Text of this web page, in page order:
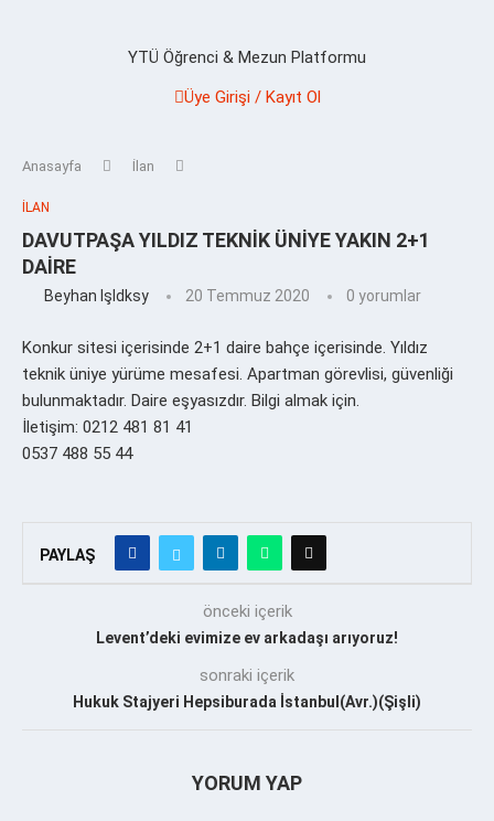
YTÜ Öğrenci & Mezun Platformu
Üye Girişi / Kayıt Ol
Anasayfa İlan
İLAN
DAVUTPAŞA YILDIZ TEKNİK ÜNİYE YAKIN 2+1
DAİRE
Beyhan Işldksy 20 Temmuz 2020 0 yorumlar
Konkur sitesi içerisinde 2+1 daire bahçe içerisinde. Yıldız
teknik üniye yürüme mesafesi. Apartman görevlisi, güvenliği
bulunmaktadır. Daire eşyasızdır. Bilgi almak için.
İletişim: 0212 481 81 41
0537 488 55 44
PAYLAŞ
önceki içerik
Levent’deki evimize ev arkadaşı arıyoruz!
sonraki içerik
Hukuk Stajyeri Hepsiburada İstanbul(Avr.)(Şişli)
YORUM YAP